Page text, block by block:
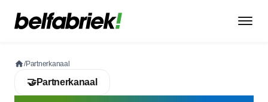
/Partnerkanaal
🤝Partnerkanaal